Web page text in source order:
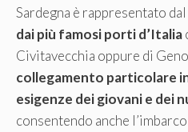
Sardegna è rappresentato dal
dai più famosi porti d’Italia
Civitavecchia oppure di
collegamento particolare
esigenze dei giovani e dei
consentendo anche